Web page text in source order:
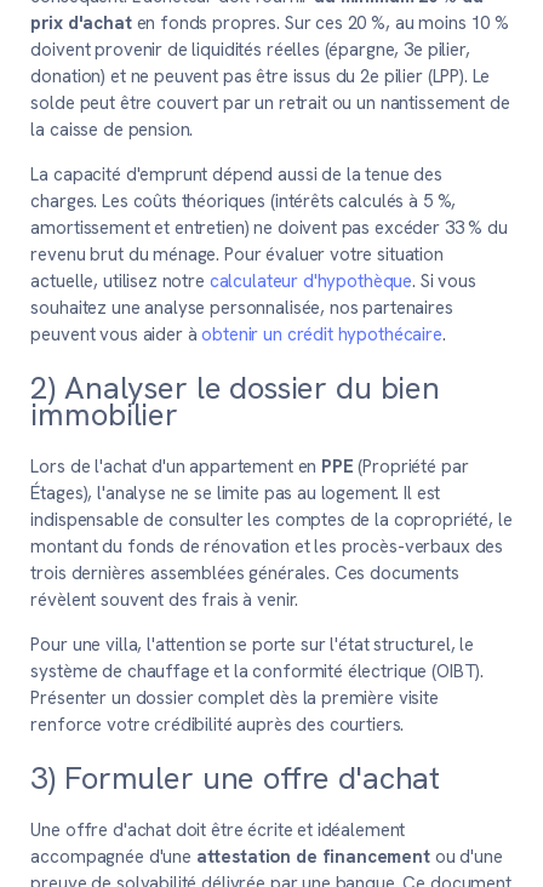
prix d'achaten fonds propres. Sur ces 20 %, au moins 10 %
doivent provenir de liquidités réelles (épargne, 3e pilier,
donation) et ne peuvent pas être issus du 2e pilier (LPP). Le
solde peut être couvert par un retrait ou un nantissement de
la caisse de pension.
La capacité d'emprunt dépend aussi de la tenue des
charges. Les coûts théoriques (intérêts calculés à 5 %,
amortissement et entretien) ne doivent pas excéder 33 % du
revenu brut du ménage. Pour évaluer votre situation
actuelle, utilisez notre calculateur d'hypothèque. Si vous
souhaitez une analyse personnalisée, nos partenaires
peuvent vous aider àobtenir un crédit hypothécaire.
2) Analyser le dossier du bien
immobilier
Lors de l'achat d'un appartement en PPE (Propriété par
Étages), l'analyse ne se limite pas au logement. Il est
indispensable de consulter les comptes de la copropriété, le
montant du fonds de rénovation et les procès-verbaux des
trois dernières assemblées générales. Ces documents
révèlent souvent des frais à venir.
Pour une villa, l'attention se porte sur l'état structurel, le
système de chauffage et la conformité électrique (OIBT).
Présenter un dossier complet dès la première visite
renforce votre crédibilité auprès des courtiers.
3) Formuler une offre d'achat
Une offre d'achat doit être écrite et idéalement
accompagnée d'une attestation de financementou d'une